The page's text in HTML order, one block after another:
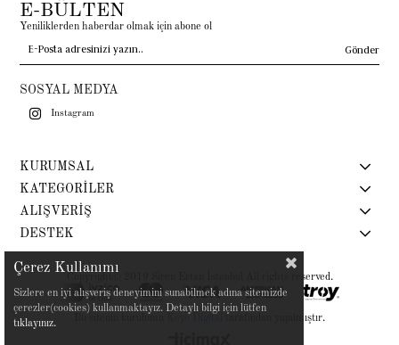
E-BÜLTEN
Yeniliklerden haberdar olmak için abone ol
Gönder
SOSYAL MEDYA
Instagram
KURUMSAL
KATEGORİLER
ALIŞVERİŞ
DESTEK
Copyright© 2019 Siren Ertan İstanbul All rights reserved.
tarafından yapılmıştır.
Çerez Kullanımı
Sizlere en iyi alışveriş deneyimini sunabilmek adına sitemizde
çerezler(cookies) kullanmaktayız. Detaylı bilgi için lütfen
tıklayınız.